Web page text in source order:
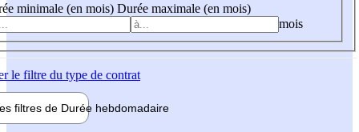
minimale (en mois) Durée maximale (en mois)
mois
le filtre du type de contrat
filtres de Durée hebdomadaire